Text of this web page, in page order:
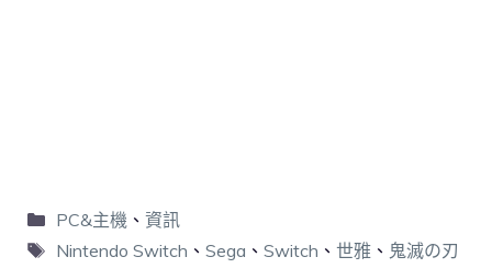
PC&主機 、 資訊
Nintendo Switch 、 Sega 、 Switch 、 世雅、 鬼滅の刃